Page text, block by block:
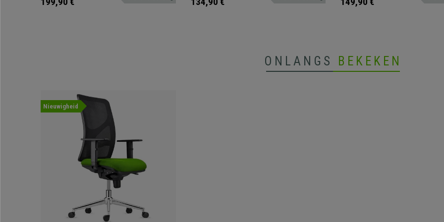
ONLANGS BEKEKEN
Nieuwigheid